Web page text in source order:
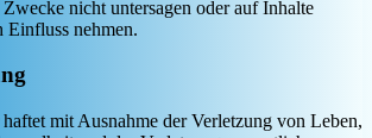
nicht untersagen oder auf Inhalte
Einfluss nehmen.
mit Ausnahme der Verletzung von Leben,